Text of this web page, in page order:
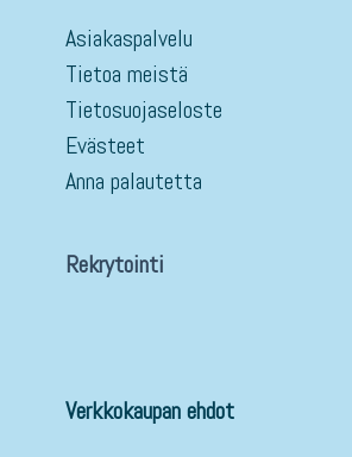
Asiakaspalvelu
Tietoa meistä
Tietosuojaseloste
Evästeet
Anna palautetta
Rekrytointi
Verkkokaupan ehdot